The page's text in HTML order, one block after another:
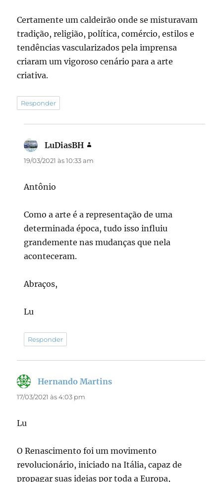
Certamente um caldeirão onde se misturavam
tradição, religião, política, comércio, estilos e
tendências vascularizados pela imprensa
criaram um vigoroso cenário para a arte
criativa.
Responder
LuDiasBH
19/03/2021 às 10:33 am
Antônio
Como a arte é a representação de uma
determinada época, tudo isso influiu
grandemente nas mudanças que nela
aconteceram.
Abraços,
Lu
Responder
Hernando Martins
17/03/2021 às 4:03 pm
Lu
O Renascimento foi um movimento
revolucionário, iniciado na Itália, capaz de
propagar suas ideias por toda a Europa,